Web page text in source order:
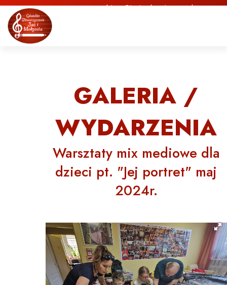
biuro@jasimalgosia.org.pl
GALERIA /
WYDARZENIA
Warsztaty mix mediowe dla
dzieci pt. "Jej portret" maj
2024r.